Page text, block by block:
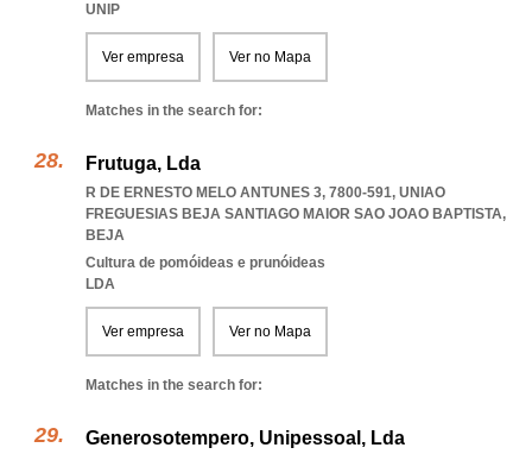
UNIP
Ver empresa Ver no Mapa
Matches in the search for:
Frutuga, Lda
R DE ERNESTO MELO ANTUNES 3, 7800-591, UNIAO
FREGUESIAS BEJA SANTIAGO MAIOR SAO JOAO BAPTISTA,
BEJA
Cultura de pomóideas e prunóideas
LDA
Ver empresa Ver no Mapa
Matches in the search for:
Generosotempero, Unipessoal, Lda